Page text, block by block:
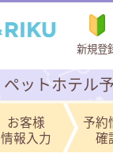
新規登
ペットホテル
お客様
情報入力
予約
確